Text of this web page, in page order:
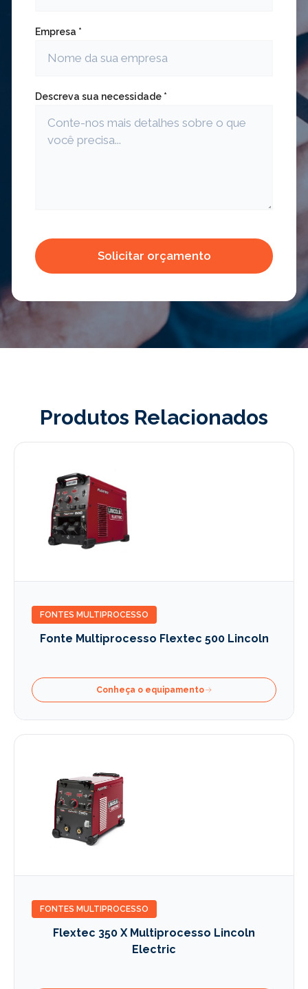
Empresa *
Descreva sua necessidade *
Produtos Relacionados
FONTES MULTIPROCESSO
Fonte Multiprocesso Flextec 500 Lincoln
Conheça o equipamento
FONTES MULTIPROCESSO
Flextec 350 X Multiprocesso Lincoln
Electric